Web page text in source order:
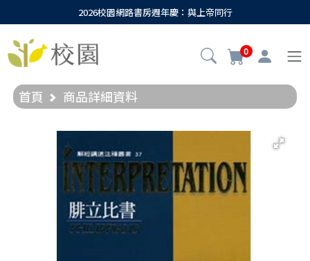
2026校園網路書房週年慶：與上帝同行
0
首頁 商品詳細資料